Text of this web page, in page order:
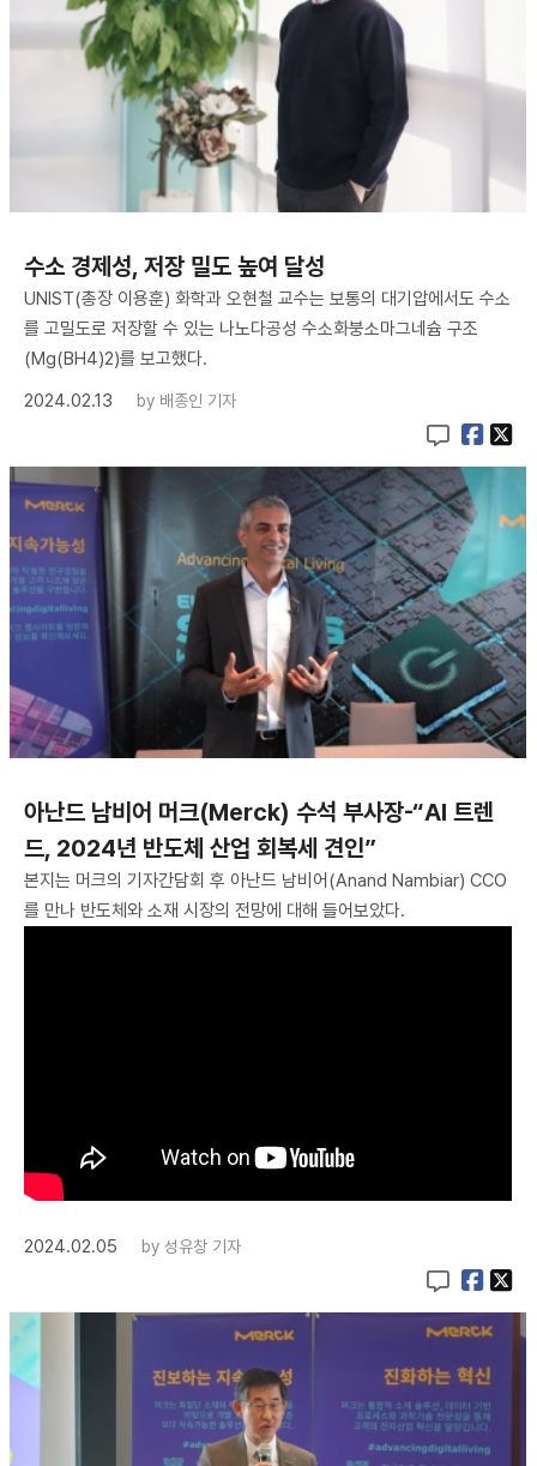
수소 경제성, 저장 밀도 높여 달성
UNIST(총장 이용훈) 화학과 오현철 교수는 보통의 대기압에서도 수소
를 고밀도로 저장할 수 있는 나노다공성 수소화붕소마그네슘 구조
(Mg(BH4)2)를 보고했다.
2024.02.13
by 배종인 기자
아난드 남비어 머크(Merck) 수석 부사장-“AI 트렌
드, 2024년 반도체 산업 회복세 견인”
본지는 머크의 기자간담회 후 아난드 남비어(Anand Nambiar) CCO
를 만나 반도체와 소재 시장의 전망에 대해 들어보았다.
2024.02.05 by 성유창 기자